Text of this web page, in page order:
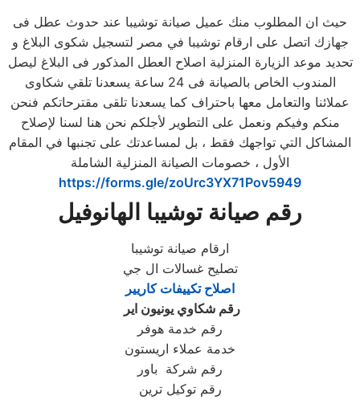
حيث ان المطلوب منك عميل صيانة توشيبا عند حدوث عطل فى
جهازك اتصل على ارقام توشيبا في مصر لتسجيل شكوى البلاغ و
تحديد موعد الزيارة المنزلية اصلاح العطل المذكور فى البلاغ ليصل
المندوب الخاص بالصيانة فى 24 ساعة يسعدنا تلقي شكاوى
عملائنا والتعامل معها باحتراف كما يسعدنا تلقى مقترحاتكم فنحن
منكم وفيكم ونعمل على التطوير لأجلكم نحن هنا لسنا لإصلاح
المشاكل التي تواجهك فقط ، بل لمساعدتك على تجنبها في المقام
الأول ، خصومات الصيانة المنزلية الشاملة
https://forms.gle/zoUrc3YX71Pov5949
رقم صيانة توشيبا الهانوفيل
ارقام صيانة توشيبا
تصليح غسالات ال جي
اصلاح تكييفات كاريير
رقم شكاوي يونيون اير
رقم خدمة هوفر
خدمة عملاء اريستون
رقم شركة باور
رقم توكيل ترين